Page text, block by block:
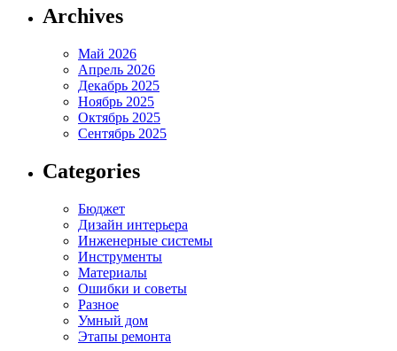
Archives
Май 2026
Апрель 2026
Декабрь 2025
Ноябрь 2025
Октябрь 2025
Сентябрь 2025
Categories
Бюджет
Дизайн интерьера
Инженерные системы
Инструменты
Материалы
Ошибки и советы
Разное
Умный дом
Этапы ремонта